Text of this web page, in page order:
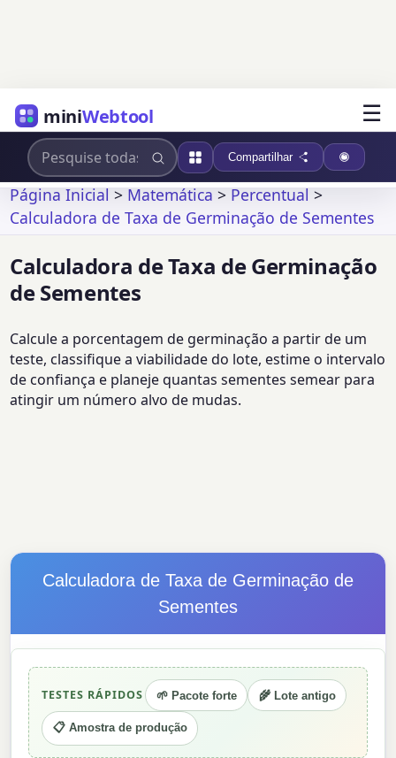
miniWebtool ☰
Compartilhar
Página Inicial>Matemática>Percentual>
Calculadora de Taxa de Germinação de Sementes
Calculadora de Taxa de Germinação
de Sementes
Calcule a porcentagem de germinação a partir de um
teste, classifique a viabilidade do lote, estime o intervalo
de confiança e planeje quantas sementes semear para
atingir um número alvo de mudas.
Calculadora de Taxa de Germinação de
Sementes
TESTES RÁPIDOS 🌱 Pacote forte 🌾 Lote antigo
📋 Amostra de produção